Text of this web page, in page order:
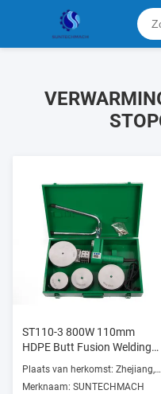
ST110-3 800W 110mm
HDPE Butt Fusion Welding
Machine 300°C Voor PVC
Plaats van herkomst: Zhejiang, China
Merknaam: SUNTECHMACH